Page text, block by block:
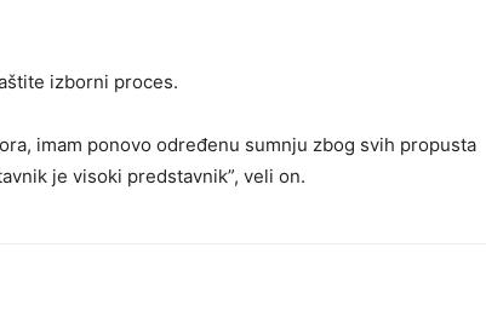
izborni proces.
imam ponovo određenu sumnju zbog svih propusta
je visoki predstavnik”, veli on.